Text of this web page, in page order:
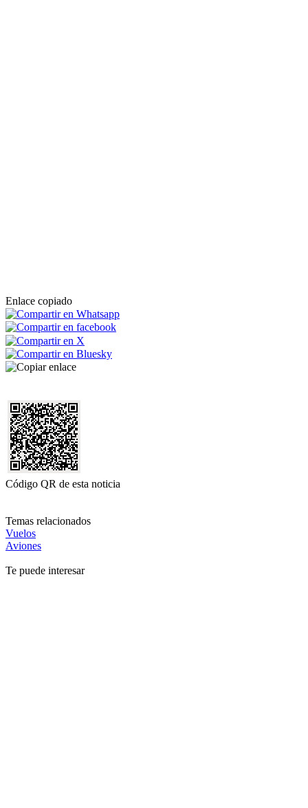
Enlace copiado
Código QR de esta noticia
Temas relacionados
Vuelos
Aviones
Te puede interesar